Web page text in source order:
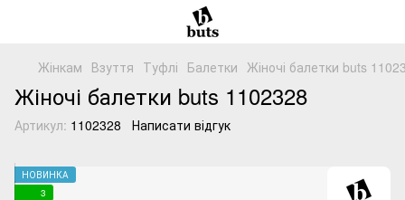
Жінкам Взуття Туфлі Балетки Жіночі балетки buts
Жіночі балетки buts 1102328
Артикул: 1102328 Написати відгук
НОВИНКА
3